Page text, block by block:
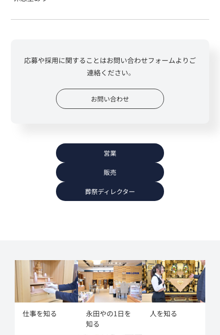
応募や採用に関することはお問い合わせフォームよりご
連絡ください。
お問い合わせ
営業
販売
葬祭ディレクター
仕事を知る
永田やの1日を
知る
人を知る